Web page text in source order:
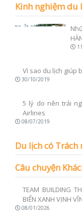
Kinh nghiệm du
Vì
Du lịch có Trách
Câu chuyện